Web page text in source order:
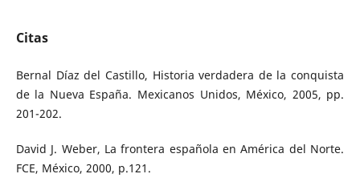
Citas
Bernal Díaz del Castillo, Historia verdadera de la conquista
de la Nueva España. Mexicanos Unidos, México, 2005, pp.
201-202.
David J. Weber, La frontera española en América del Norte.
FCE, México, 2000, p.121.